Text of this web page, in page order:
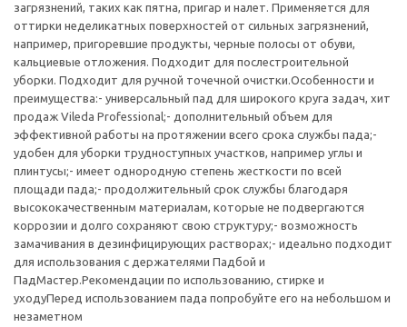
загрязнений, таких как пятна, пригар и налет. Применяется для
оттирки неделикатных поверхностей от сильных загрязнений,
например, пригоревшие продукты, черные полосы от обуви,
кальциевые отложения. Подходит для послестроительной
уборки. Подходит для ручной точечной очистки.Особенности и
преимущества:- универсальный пад для широкого круга задач, хит
продаж Vileda Professional;- дополнительный объем для
эффективной работы на протяжении всего срока службы пада;-
удобен для уборки трудноступных участков, например углы и
плинтусы;- имеет однородную степень жесткости по всей
площади пада;- продолжительный срок службы благодаря
высококачественным материалам, которые не подвергаются
коррозии и долго сохраняют свою структуру;- возможность
замачивания в дезинфицирующих растворах;- идеально подходит
для использования с держателями Падбой и
ПадМастер.Рекомендации по использованию, стирке и
уходуПеред использованием пада попробуйте его на небольшом и
незаметном